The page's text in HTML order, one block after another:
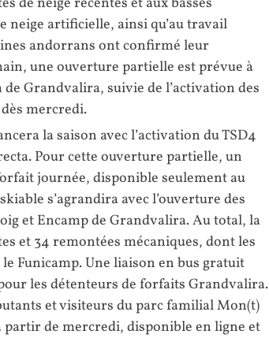
neige artificielle, ainsi qu’au travail
andorrans ont confirmé leur
une ouverture partielle est prévue à
Grandvalira, suivie de l’activation des
mercredi.
la saison avec l’activation du TSD4
Pour cette ouverture partielle, un
journée, disponible seulement au
s’agrandira avec l’ouverture des
et Encamp de Grandvalira. Au total, la
et 34 remontées mécaniques, dont les
Funicamp. Une liaison en bus gratuit
les détenteurs de forfaits Grandvalira.
et visiteurs du parc familial Mon(t)
de mercredi, disponible en ligne et